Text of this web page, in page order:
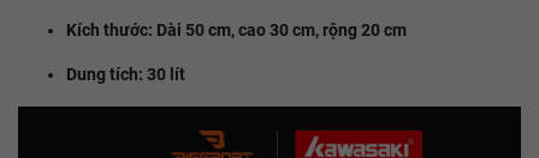
Kích thước: Dài 50 cm, cao 30 cm, rộng 20 cm
Dung tích: 30 lít